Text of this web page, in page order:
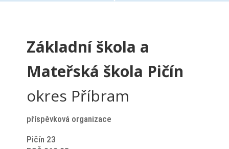
Základní škola a
Mateřská škola Pičín
okres Příbram
příspěvková organizace
Pičín 23